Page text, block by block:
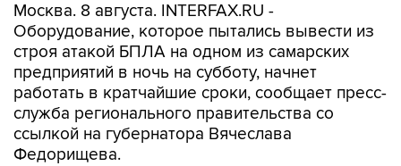
Москва. 8 августа. INTERFAX.RU -
Оборудование, которое пытались вывести из
строя атакой БПЛА на одном из самарских
предприятий в ночь на субботу, начнет
работать в кратчайшие сроки, сообщает пресс-
служба регионального правительства со
ссылкой на губернатора Вячеслава
Федорищева.